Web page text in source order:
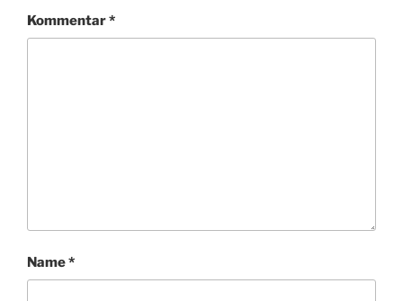
Kommentar*
Name*